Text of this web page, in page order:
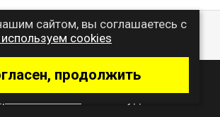
на сайте, не является
определяемой ст. 437 ГК РФ
- 2026 Buywheel.ru
сайтом, вы соглашаетесь с
cookies
продолжить